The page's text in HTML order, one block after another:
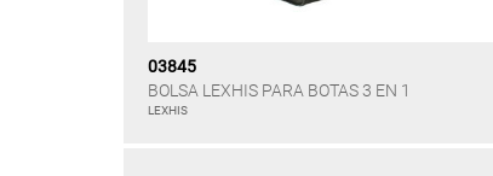
03845
BOLSA LEXHIS PARA BOTAS 3 EN 1
LEXHIS